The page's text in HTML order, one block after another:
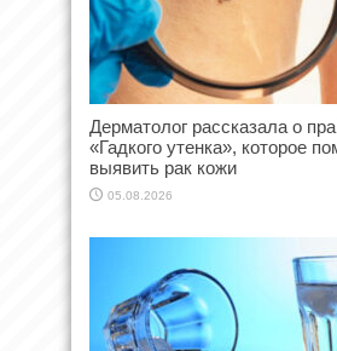
Дерматолог рассказала о
«Гадкого утенка», которое
выявить рак кожи
05.08.2026